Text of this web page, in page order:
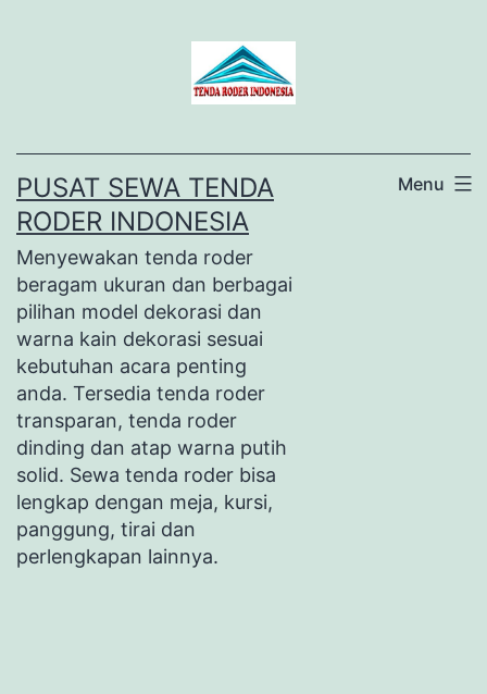
PUSAT SEWA TENDA
RODER INDONESIA
Menyewakan tenda roder
beragam ukuran dan berbagai
pilihan model dekorasi dan
warna kain dekorasi sesuai
kebutuhan acara penting
anda. Tersedia tenda roder
transparan, tenda roder
dinding dan atap warna putih
solid. Sewa tenda roder bisa
lengkap dengan meja, kursi,
panggung, tirai dan
perlengkapan lainnya.
Menu